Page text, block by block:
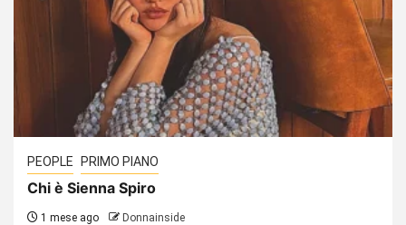
PEOPLE PRIMO PIANO
Chi è Sienna Spiro
1 mese ago Donnainside